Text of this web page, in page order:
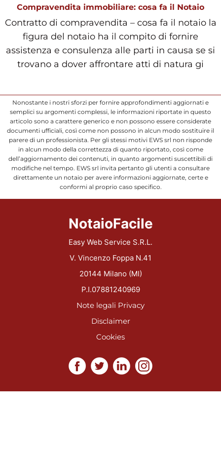
Compravendita immobiliare: cosa fa il Notaio
Contratto di compravendita – cosa fa il notaio la
figura del notaio ha il compito di fornire
assistenza e consulenza alle parti in causa se si
trovano a dover affrontare atti di natura gi
Nonostante i nostri sforzi per fornire approfondimenti aggiornati e
semplici su argomenti complessi, le informazioni riportate in questo
articolo sono a carattere generico e non possono essere considerate
documenti ufficiali, così come non possono in alcun modo sostituire il
parere di un professionista. Per gli stessi motivi EWS srl non risponde
in alcun modo della correttezza di quanto riportato, così come
dell’aggiornamento dei contenuti, in quanto argomenti suscettibili di
modifiche nel tempo. EWS srl invita pertanto gli utenti a consultare
direttamente un notaio per avere informazioni aggiornate, certe e
conformi al proprio caso specifico.
NotaioFacile
Easy Web Service S.R.L.
V. Vincenzo Foppa N.41
20144 Milano (MI)
P.I.07881240969
Note legali Privacy
Disclaimer
Cookies